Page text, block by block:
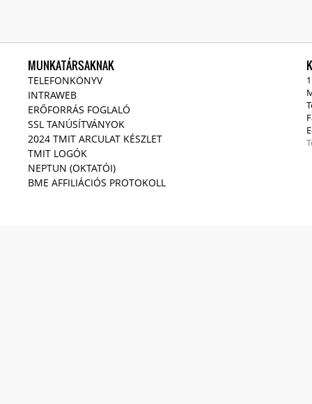
MUNKATÁRSAKNAK
TELEFONKÖNYV
INTRAWEB
ERŐFORRÁS FOGLALÓ
SSL TANÚSÍTVÁNYOK
2024 TMIT ARCULAT KÉSZLET
TMIT LOGÓK
NEPTUN (OKTATÓI)
BME AFFILIÁCIÓS PROTOKOLL